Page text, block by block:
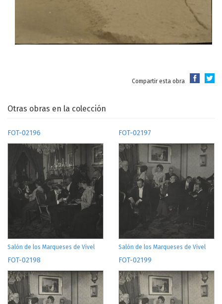
Compartir esta obra
Otras obras en la colección
FOT-02196
Salón de los Marqueses de Vivel
FOT-02197
Salón de los Marqueses de Vivel
FOT-02198 FOT-02199